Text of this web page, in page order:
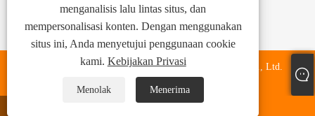
menganalisis lalu lintas situs, dan
mempersonalisasi konten. Dengan menggunakan
situs ini, Anda menyetujui penggunaan cookie
kami. Kebijakan Privasi
Menolak Menerima
Hak Cipta © 2024 Zhejiang Zhenhang International Trade Co., Ltd.
Semua Hak Dilindungi Undang-undang.